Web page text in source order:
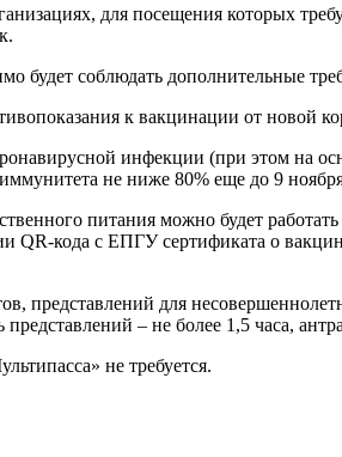
для посещения которых
будет соблюдать дополнительные
к вакцинации от новой
инфекции (при этом на
не ниже 80% еще до 9
питания можно будет
QR-кода с ЕПГУ сертификата о
представлений для
– не более 1,5 часа,
не требуется.